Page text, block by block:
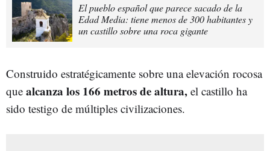
El pueblo español que parece sacado de la
Edad Media: tiene menos de 300 habitantes y
un castillo sobre una roca gigante
Construido estratégicamente sobre una elevación rocosa
que alcanza los 166 metros de altura, el castillo ha
sido testigo de múltiples civilizaciones.